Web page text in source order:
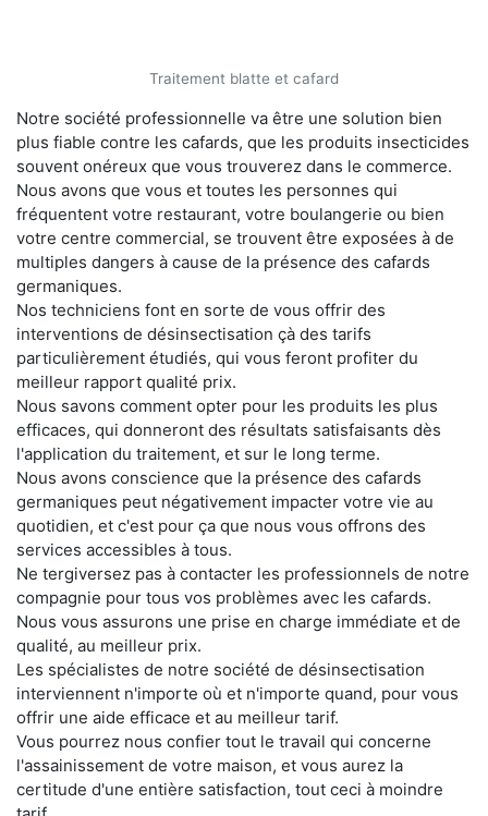
Traitement blatte et cafard
Notre société professionnelle va être une solution bien
plus fiable contre les cafards, que les produits insecticides
souvent onéreux que vous trouverez dans le commerce.
Nous avons que vous et toutes les personnes qui
fréquentent votre restaurant, votre boulangerie ou bien
votre centre commercial, se trouvent être exposées à de
multiples dangers à cause de la présence des cafards
germaniques.
Nos techniciens font en sorte de vous offrir des
interventions de désinsectisation çà des tarifs
particulièrement étudiés, qui vous feront profiter du
meilleur rapport qualité prix.
Nous savons comment opter pour les produits les plus
efficaces, qui donneront des résultats satisfaisants dès
l'application du traitement, et sur le long terme.
Nous avons conscience que la présence des cafards
germaniques peut négativement impacter votre vie au
quotidien, et c'est pour ça que nous vous offrons des
services accessibles à tous.
Ne tergiversez pas à contacter les professionnels de notre
compagnie pour tous vos problèmes avec les cafards.
Nous vous assurons une prise en charge immédiate et de
qualité, au meilleur prix.
Les spécialistes de notre société de désinsectisation
interviennent n'importe où et n'importe quand, pour vous
offrir une aide efficace et au meilleur tarif.
Vous pourrez nous confier tout le travail qui concerne
l'assainissement de votre maison, et vous aurez la
certitude d'une entière satisfaction, tout ceci à moindre